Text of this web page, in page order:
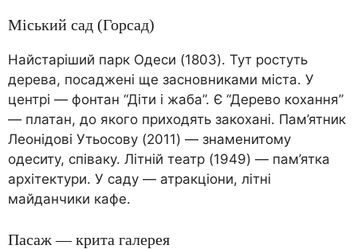
Міський сад (Горсад)
Найстаріший парк Одеси (1803). Тут ростуть
дерева, посаджені ще засновниками міста. У
центрі — фонтан “Діти і жаба”. Є “Дерево кохання”
— платан, до якого приходять закохані. Пам’ятник
Леонідові Утьосову (2011) — знаменитому
одеситу, співаку. Літній театр (1949) — пам’ятка
архітектури. У саду — атракціони, літні
майданчики кафе.
Пасаж — крита галерея